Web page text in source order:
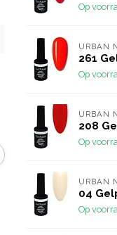
Op
URBAN
261
Op
URBAN
208
Op
URBAN
04
Op